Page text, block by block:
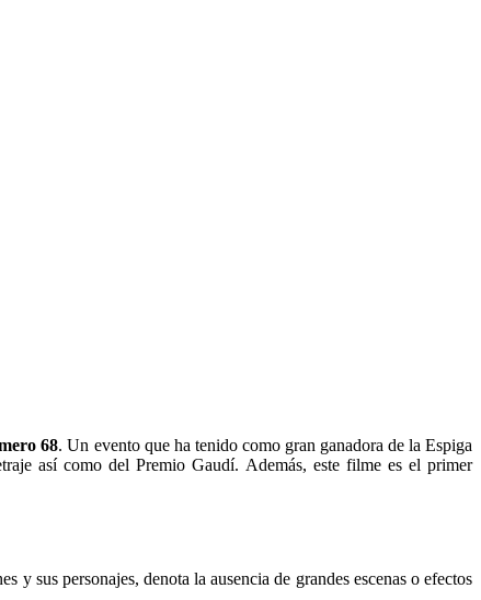
68. Un evento que ha tenido como gran ganadora de la Espiga
así como del Premio Gaudí. Además, este filme es el primer
y sus personajes, denota la ausencia de grandes escenas o efectos